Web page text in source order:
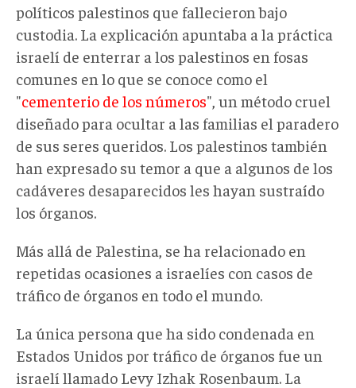
políticos palestinos que fallecieron bajo
custodia. La explicación apuntaba a la práctica
israelí de enterrar a los palestinos en fosas
comunes en lo que se conoce como el
"cementerio de los números", un método cruel
diseñado para ocultar a las familias el paradero
de sus seres queridos. Los palestinos también
han expresado su temor a que a algunos de los
cadáveres desaparecidos les hayan sustraído
los órganos.
Más allá de Palestina, se ha relacionado en
repetidas ocasiones a israelíes con casos de
tráfico de órganos en todo el mundo.
La única persona que ha sido condenada en
Estados Unidos por tráfico de órganos fue un
israelí llamado Levy Izhak Rosenbaum. La